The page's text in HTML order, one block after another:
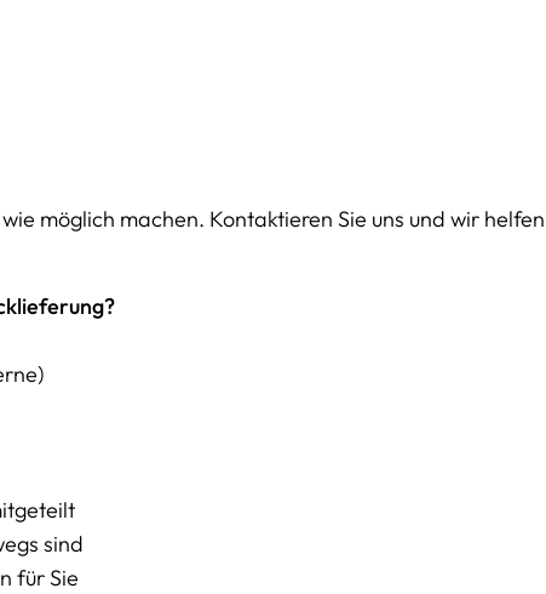
möglich machen. Kontaktieren Sie uns und wir
sind
für Sie